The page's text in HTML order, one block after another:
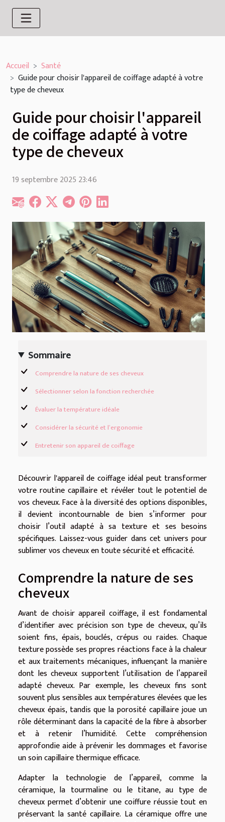
Accueil
Santé
Guide pour choisir l'appareil de coiffage adapté à votre
type de cheveux
Guide pour choisir l'appareil
de coiffage adapté à votre
type de cheveux
19 septembre 2025 23:46
Sommaire
Comprendre la nature de ses cheveux
Sélectionner selon la fonction recherchée
Évaluer la température idéale
Considérer la sécurité et l’ergonomie
Entretenir son appareil de coiffage
Découvrir l'appareil de coiffage idéal peut transformer
votre routine capillaire et révéler tout le potentiel de
vos cheveux. Face à la diversité des options disponibles,
il devient incontournable de bien s’informer pour
choisir l’outil adapté à sa texture et ses besoins
spécifiques. Laissez-vous guider dans cet univers pour
sublimer vos cheveux en toute sécurité et efficacité.
Comprendre la nature de ses
cheveux
Avant de choisir appareil coiffage, il est fondamental
d’identifier avec précision son type de cheveux, qu’ils
soient fins, épais, bouclés, crépus ou raides. Chaque
texture possède ses propres réactions face à la chaleur
et aux traitements mécaniques, influençant la manière
dont les cheveux supportent l’utilisation de l’appareil
adapté cheveux. Par exemple, les cheveux fins sont
souvent plus sensibles aux températures élevées que les
cheveux épais, tandis que la porosité capillaire joue un
rôle déterminant dans la capacité de la fibre à absorber
et à retenir l’humidité. Cette compréhension
approfondie aide à prévenir les dommages et favorise
un soin capillaire thermique efficace.
Adapter la technologie de l’appareil, comme la
céramique, la tourmaline ou le titane, au type de
cheveux permet d’obtenir une coiffure réussie tout en
préservant la santé capillaire. La céramique offre une